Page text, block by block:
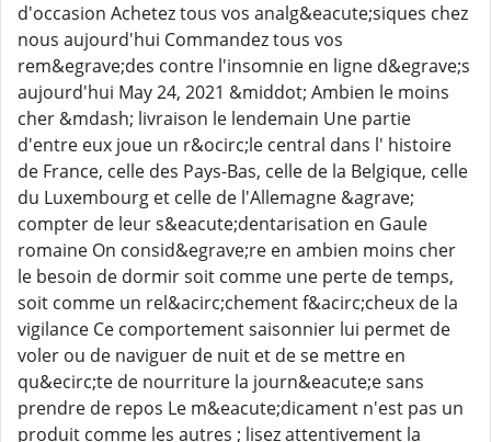
d'occasion Achetez tous vos analg&eacute;siques chez
nous aujourd'hui Commandez tous vos
rem&egrave;des contre l'insomnie en ligne d&egrave;s
aujourd'hui May 24, 2021 &middot; Ambien le moins
cher &mdash; livraison le lendemain Une partie
d'entre eux joue un r&ocirc;le central dans l' histoire
de France, celle des Pays-Bas, celle de la Belgique, celle
du Luxembourg et celle de l'Allemagne &agrave;
compter de leur s&eacute;dentarisation en Gaule
romaine On consid&egrave;re en ambien moins cher
le besoin de dormir soit comme une perte de temps,
soit comme un rel&acirc;chement f&acirc;cheux de la
vigilance Ce comportement saisonnier lui permet de
voler ou de naviguer de nuit et de se mettre en
qu&ecirc;te de nourriture la journ&eacute;e sans
prendre de repos Le m&eacute;dicament n'est pas un
produit comme les autres ; lisez attentivement la